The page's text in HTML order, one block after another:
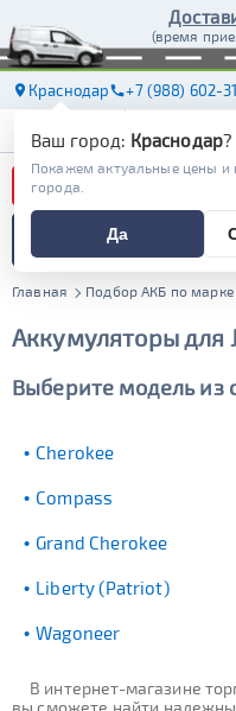
(время
Краснодар +7 (988) 602-
АКБ
ПОДБОР АККУМУЛЯТОРА
СПЕЦИАЛИСТОМ
Главная Подбор АКБ по
Аккумуляторы для
Выберите модель из
Cherokee
Compass
Grand Cherokee
Liberty (Patriot)
Wagoneer
В интернет-магазине
вы сможете найти
Ваш город: Краснодар?
Покажем актуальные цены и
города.
Да